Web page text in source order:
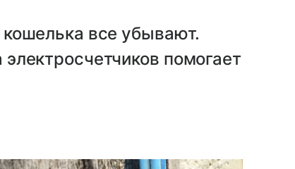
все убывают.
помогает